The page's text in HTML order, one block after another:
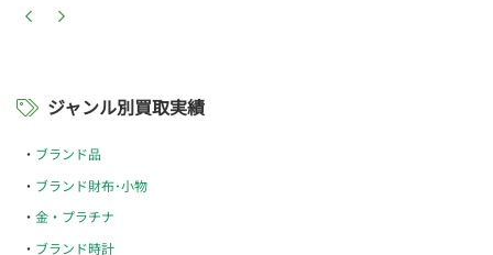
ジャンル別買取実績
ブランド品
ブランド財布･小物
金・プラチナ
ブランド時計